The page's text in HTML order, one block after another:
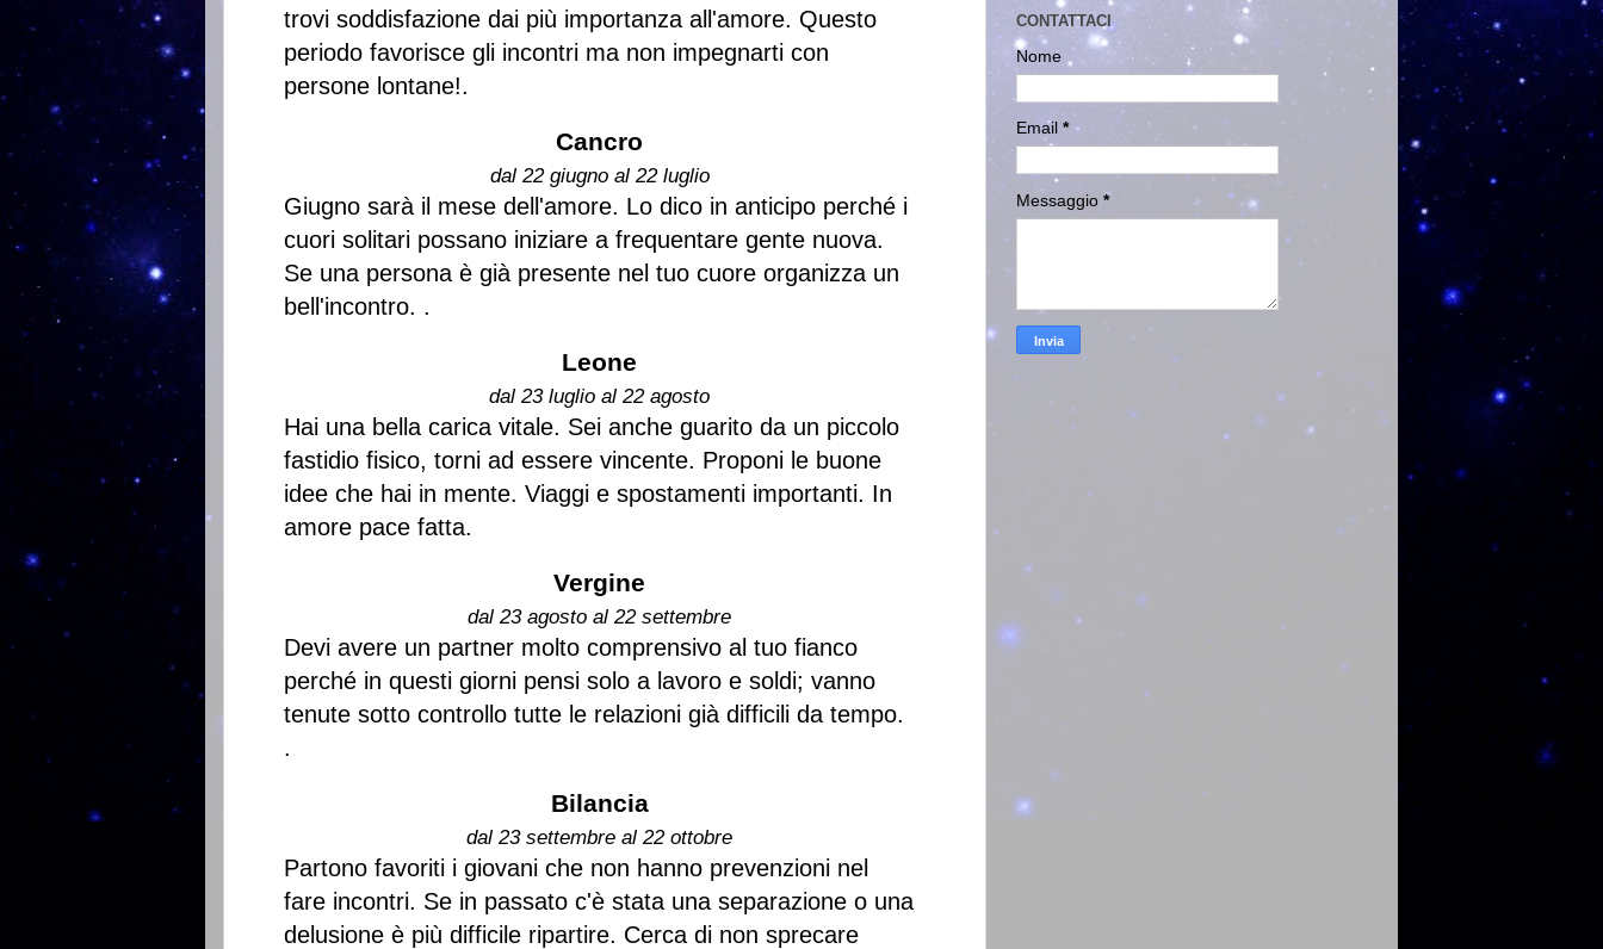
trovi soddisfazione dai più importanza all'amore. Questo
periodo favorisce gli incontri ma non impegnarti con
persone lontane!.
Cancro
dal 22 giugno al 22 luglio
Giugno sarà il mese dell'amore. Lo dico in anticipo perché i
cuori solitari possano iniziare a frequentare gente nuova.
Se una persona è già presente nel tuo cuore organizza un
bell'incontro. .
Leone
dal 23 luglio al 22 agosto
Hai una bella carica vitale. Sei anche guarito da un piccolo
fastidio fisico, torni ad essere vincente. Proponi le buone
idee che hai in mente. Viaggi e spostamenti importanti. In
amore pace fatta.
Vergine
dal 23 agosto al 22 settembre
Devi avere un partner molto comprensivo al tuo fianco
perché in questi giorni pensi solo a lavoro e soldi; vanno
tenute sotto controllo tutte le relazioni già difficili da tempo.
.
Bilancia
dal 23 settembre al 22 ottobre
Partono favoriti i giovani che non hanno prevenzioni nel
fare incontri. Se in passato c'è stata una separazione o una
delusione è più difficile ripartire. Cerca di non sprecare
CONTATTACI
Nome
Email *
Messaggio *